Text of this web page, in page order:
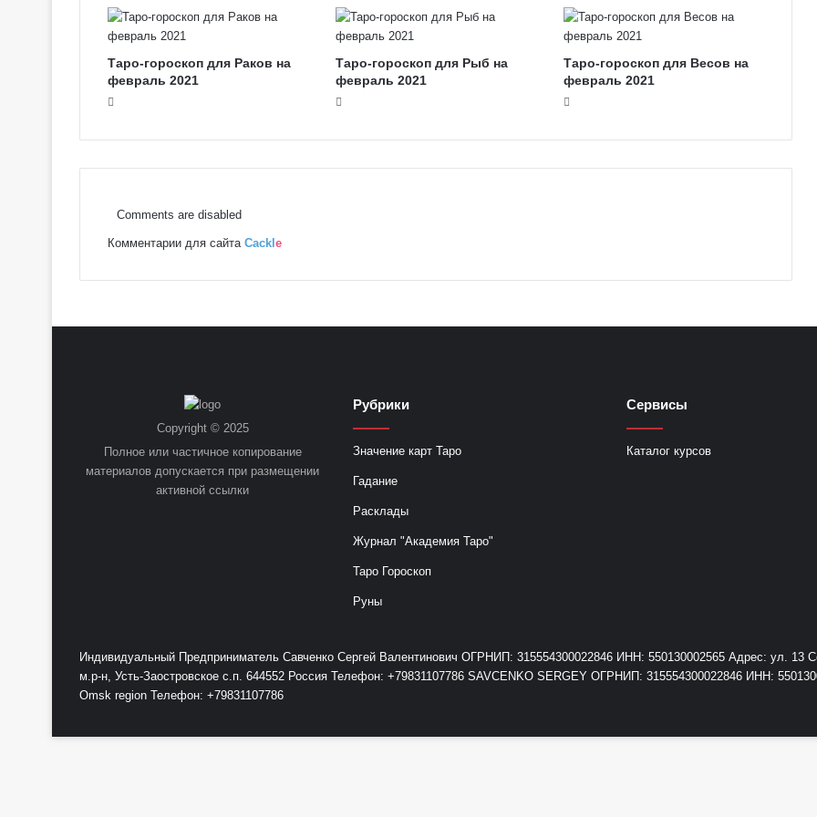
Таро-гороскоп для Раков на
февраль 2021
Таро-гороскоп для Рыб на
февраль 2021
Таро-гороскоп для Весов на
февраль 2021
Comments are disabled
Комментарии для сайта Cackl e
Copyright © 2025
Полное или частичное копирование
материалов допускается при размещении
активной ссылки
Рубрики
Значение карт Таро
Гадание
Расклады
Журнал "Академия Таро"
Таро Гороскоп
Руны
Сервисы
Каталог курсов
Индивидуальный Предприниматель Савченко Сергей Валентинович ОГРНИП: 315554300022846 ИНН: 550130002565 Адрес: ул. 13
м.р-н, Усть-Заостровское с.п. 644552 Россия Телефон: +79831107786 SAVCENKO SERGEY ОГРНИП: 315554300022846 ИНН:
Omsk region Телефон: +79831107786